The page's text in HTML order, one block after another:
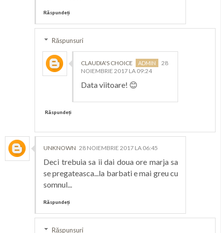
Răspundeți
Răspunsuri
CLAUDIA'S CHOICE
28
NOIEMBRIE 2017 LA 09:24
Data viitoare! 😊
Răspundeți
UNKNOWN 28 NOIEMBRIE 2017 LA 06:45
Deci trebuia sa ii dai doua ore marja sa
se pregateasca...la barbati e mai greu cu
somnul...
Răspundeți
Răspunsuri